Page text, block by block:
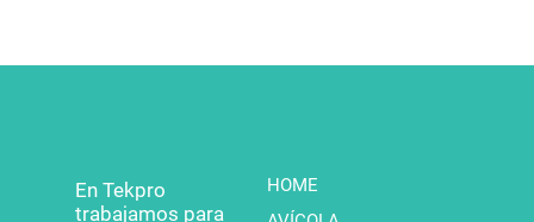
En Tekpro
trabajamos para
HOME